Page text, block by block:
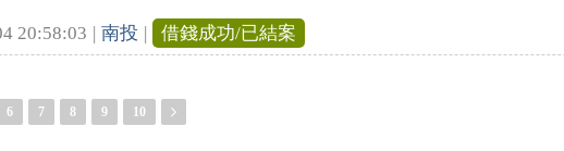
20:58:03 | 南投 | 借錢成功/已結案
6 7 8 9 10